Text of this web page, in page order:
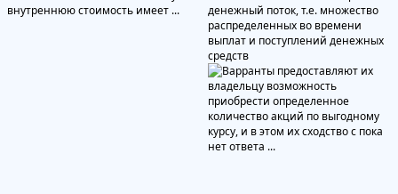
денежный поток, т.е. множество
распределенных во времени
выплат и поступлений денежных
средств